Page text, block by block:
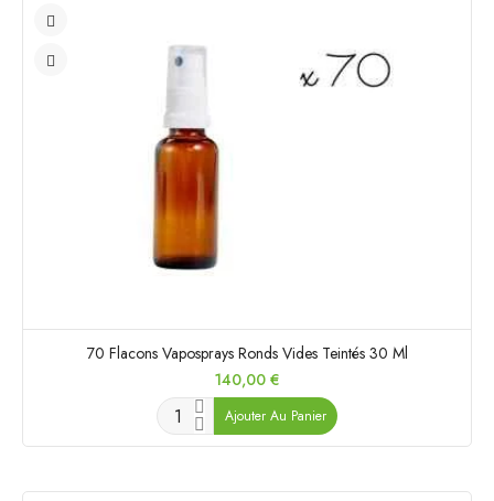
70 Flacons Vaposprays Ronds Vides Teintés 30 Ml
Prix
140,00 €
Ajouter Au Panier